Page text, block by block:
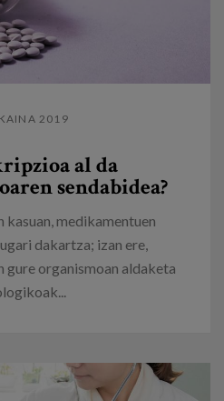
2019
al da
sendabidea?
kasuan, medikamentuen
dakartza; izan ere,
gure organismoan aldaketa